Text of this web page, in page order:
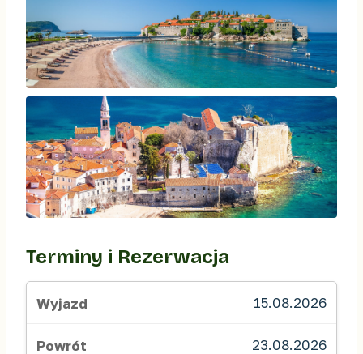
Terminy i Rezerwacja
15.08.2026
23.08.2026